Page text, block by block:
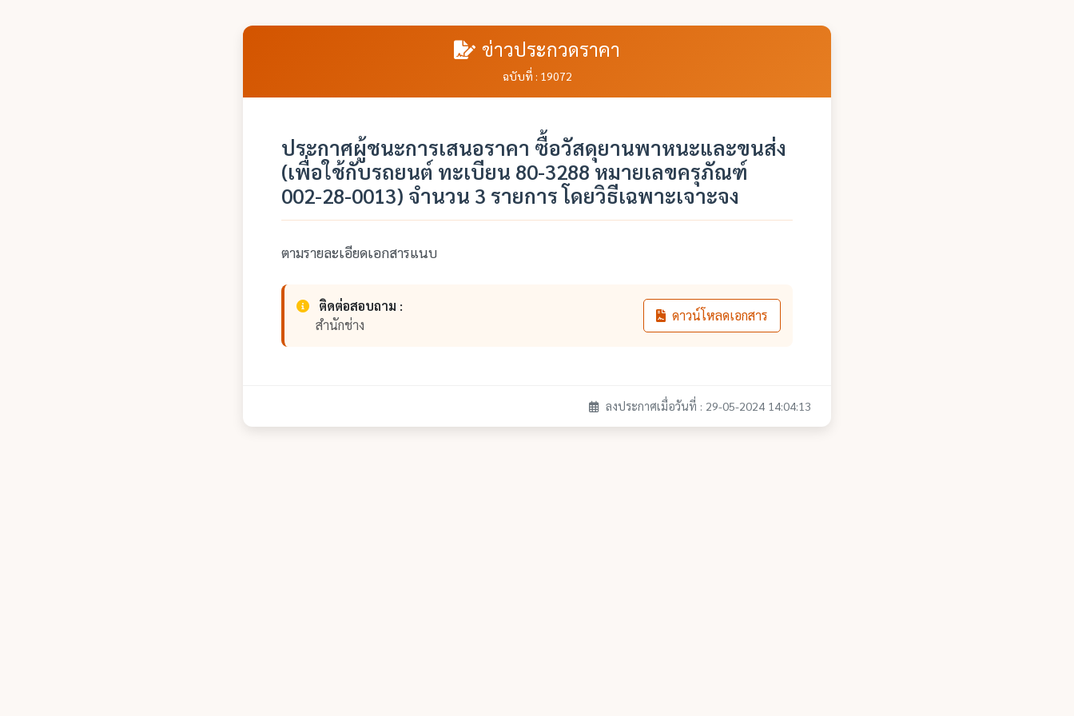
ข่าวประกวดราคา
ฉบับที่ : 19072
ประกาศผู้ชนะการเสนอราคา ซื้อวัสดุยานพาหนะและขนส่ง
(เพื่อใช้กับรถยนต์ ทะเบียน 80-3288 หมายเลขครุภัณฑ์
002-28-0013) จำนวน 3 รายการ โดยวิธีเฉพาะเจาะจง
ตามรายละเอียดเอกสารแนบ
ติดต่อสอบถาม :
สำนักช่าง
ดาวน์โหลดเอกสาร
ลงประกาศเมื่อวันที่ : 29-05-2024 14:04:13